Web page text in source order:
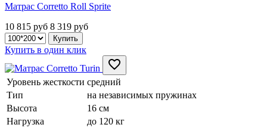
Матрас Corretto Roll Sprite
10 815 руб 8 319 руб
Купить в один клик
Уровень жесткости средний
Тип
на независимых пружинах
Высота
16 см
Нагрузка
до 120 кг